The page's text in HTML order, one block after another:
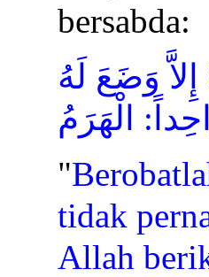
bersabda:
إِلاَّ وَضَعَ لَهُ
الْهَرَمُ
"
tidak
Allah